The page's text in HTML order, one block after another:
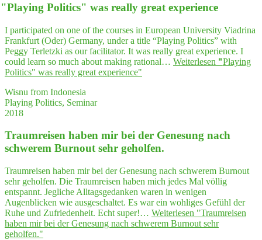
"Play­ing Poli­tics" was real­ly gre­at experience
I participated on one of the courses in European University Viadrina
Frankfurt (Oder) Germany, under a title “Playing Politics” with
Peggy Terletzki as our facilitator. It was really great experience. I
could learn so much about making rational… Weiterlesen "
"Play­ing
Poli­tics" was real­ly gre­at experience"
Wisnu from Indonesia
Playing Politics, Seminar
2018
Traum­rei­sen haben mir bei der Gene­sung nach
schwe­rem Burn­out sehr geholfen.
Traumreisen haben mir bei der Genesung nach schwerem Burnout
sehr geholfen. Die Traumreisen haben mich jedes Mal völlig
entspannt. Jegliche Alltagsgedanken waren in wenigen
Augenblicken wie ausgeschaltet. Es war ein wohliges Gefühl der
Ruhe und Zufriedenheit. Echt super!… Weiterlesen "Traum­rei­sen
haben mir bei der Gene­sung nach schwe­rem Burn­out sehr
geholfen."